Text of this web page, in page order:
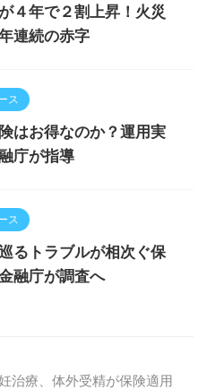
４年で２割上昇！火災
連続の赤字
ス
はお得なのか？運用実
庁が指導
ス
るトラブルが相次ぐ保
融庁が調査へ
治療、体外受精が保険適用